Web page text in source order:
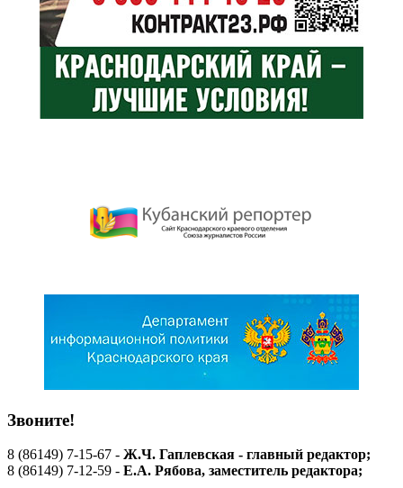
Звоните!
8 (86149) 7-15-67 - Ж.Ч. Гаплевская - главный редактор;
8 (86149) 7-12-59 - Е.А. Рябова, заместитель редактора;